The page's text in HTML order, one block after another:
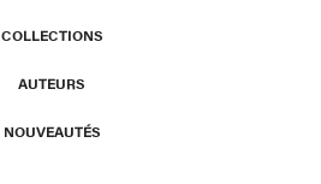
COLLECTIONS
AUTEURS
NOUVEAUTÉS